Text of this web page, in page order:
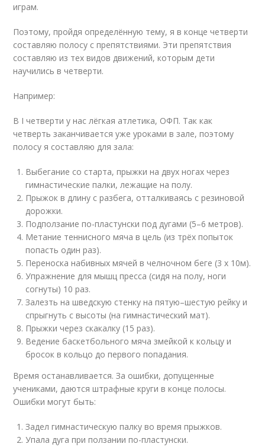
играм.
Поэтому, пройдя определённую тему, я в конце четверти
составляю полосу с препятствиями. Эти препятствия
составляю из тех видов движений, которым дети
научились в четверти.
Например:
В I четверти у нас лёгкая атлетика, ОФП. Так как
четверть заканчивается уже уроками в зале, поэтому
полосу я составляю для зала:
Выбегание со старта, прыжки на двух ногах через
гимнастические палки, лежащие на полу.
Прыжок в длину с разбега, отталкиваясь с резиновой
дорожки.
Подползание по-пластунски под дугами (5–6 метров).
Метание теннисного мяча в цель (из трёх попыток
попасть один раз).
Переноска набивных мячей в челночном беге (3 x 10м).
Упражнение для мышц пресса (сидя на полу, ноги
согнуты) 10 раз.
Залезть на шведскую стенку на пятую–шестую рейку и
спрыгнуть с высоты (на гимнастический мат).
Прыжки через скакалку (15 раз).
Ведение баскетбольного мяча змейкой к кольцу и
бросок в кольцо до первого попадания.
Время останавливается. За ошибки, допущенные
учениками, даются штрафные круги в конце полосы.
Ошибки могут быть:
Задел гимнастическую палку во время прыжков.
Упала дуга при ползании по-пластунски.